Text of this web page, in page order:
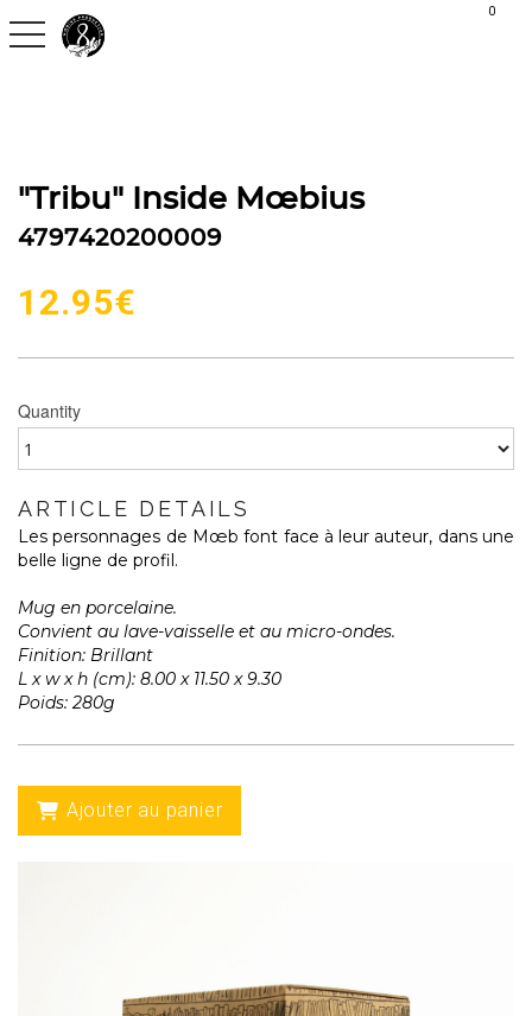
G-C30S2H9QVX 0
toggle navigation
"Tribu" Inside Mœbius
4797420200009
12.95€
Quantity
ARTICLE DETAILS
Les personnages de Mœb font face à leur auteur, dans une
belle ligne de profil.
Mug en porcelaine.
Convient au lave-vaisselle et au micro-ondes.
Finition: Brillant
L x w x h (cm): 8.00 x 11.50 x 9.30
Poids: 280g
Ajouter au panier